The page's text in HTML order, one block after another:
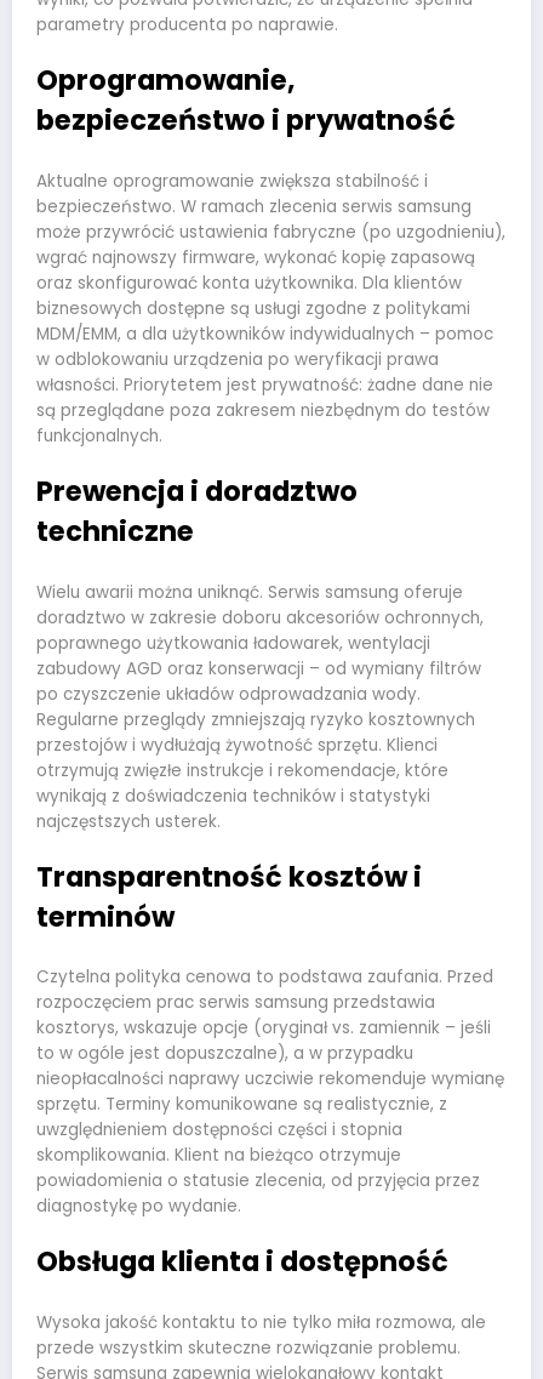
parametry producenta po naprawie.
Oprogramowanie,
bezpieczeństwo i prywatność
Aktualne oprogramowanie zwiększa stabilność i
bezpieczeństwo. W ramach zlecenia serwis samsung
może przywrócić ustawienia fabryczne (po uzgodnieniu),
wgrać najnowszy firmware, wykonać kopię zapasową
oraz skonfigurować konta użytkownika. Dla klientów
biznesowych dostępne są usługi zgodne z politykami
MDM/EMM, a dla użytkowników indywidualnych – pomoc
w odblokowaniu urządzenia po weryfikacji prawa
własności. Priorytetem jest prywatność: żadne dane nie
są przeglądane poza zakresem niezbędnym do testów
funkcjonalnych.
Prewencja i doradztwo
techniczne
Wielu awarii można uniknąć. Serwis samsung oferuje
doradztwo w zakresie doboru akcesoriów ochronnych,
poprawnego użytkowania ładowarek, wentylacji
zabudowy AGD oraz konserwacji – od wymiany filtrów
po czyszczenie układów odprowadzania wody.
Regularne przeglądy zmniejszają ryzyko kosztownych
przestojów i wydłużają żywotność sprzętu. Klienci
otrzymują zwięzłe instrukcje i rekomendacje, które
wynikają z doświadczenia techników i statystyki
najczęstszych usterek.
Transparentność kosztów i
terminów
Czytelna polityka cenowa to podstawa zaufania. Przed
rozpoczęciem prac serwis samsung przedstawia
kosztorys, wskazuje opcje (oryginał vs. zamiennik – jeśli
to w ogóle jest dopuszczalne), a w przypadku
nieopłacalności naprawy uczciwie rekomenduje wymianę
sprzętu. Terminy komunikowane są realistycznie, z
uwzględnieniem dostępności części i stopnia
skomplikowania. Klient na bieżąco otrzymuje
powiadomienia o statusie zlecenia, od przyjęcia przez
diagnostykę po wydanie.
Obsługa klienta i dostępność
Wysoka jakość kontaktu to nie tylko miła rozmowa, ale
przede wszystkim skuteczne rozwiązanie problemu.
Serwis samsung zapewnia wielokanałowy kontakt